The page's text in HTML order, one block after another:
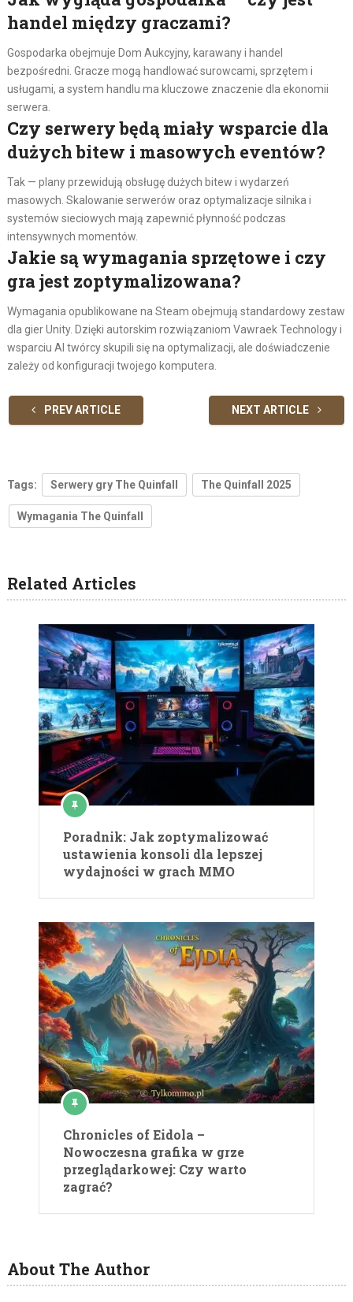
handel między graczami?
Gospodarka obejmuje Dom Aukcyjny, karawany i handel
bezpośredni. Gracze mogą handlować surowcami, sprzętem i
usługami, a system handlu ma kluczowe znaczenie dla ekonomii
serwera.
Czy serwery będą miały wsparcie dla
dużych bitew i masowych eventów?
Tak — plany przewidują obsługę dużych bitew i wydarzeń
masowych. Skalowanie serwerów oraz optymalizacje silnika i
systemów sieciowych mają zapewnić płynność podczas
intensywnych momentów.
Jakie są wymagania sprzętowe i czy
gra jest zoptymalizowana?
Wymagania opublikowane na Steam obejmują standardowy zestaw
dla gier Unity. Dzięki autorskim rozwiązaniom Vawraek Technology i
wsparciu AI twórcy skupili się na optymalizacji, ale doświadczenie
zależy od konfiguracji twojego komputera.
PREV ARTICLE NEXT ARTICLE
Tags: Serwery gry The Quinfall The Quinfall 2025
Wymagania The Quinfall
Related Articles
Poradnik: Jak zoptymalizować
ustawienia konsoli dla lepszej
wydajności w grach MMO
Chronicles of Eidola –
Nowoczesna grafika w grze
przeglądarkowej: Czy warto
zagrać?
About The Author